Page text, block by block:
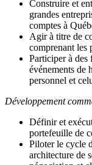
Construire et
grandes
comptes à
Agir à titre de
comprenant les
Participer à des
événements de
personnel et
Développement
Définir et
portefeuille de
Piloter le cycle
architecture de